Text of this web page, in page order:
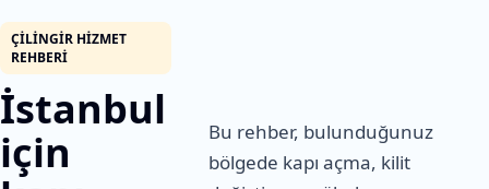
ÇILINGIR HIZMET
REHBERI
İstanbul
için
Bu rehber, bulunduğunuz
bölgede kapı açma, kilit